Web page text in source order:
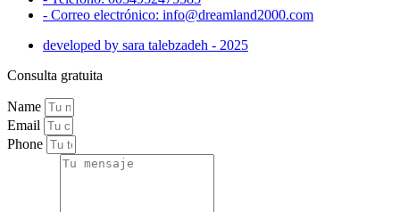
- Correo electrónico: info@dreamland2000.com
developed by sara talebzadeh - 2025
Consulta gratuita
Name
Email
Phone